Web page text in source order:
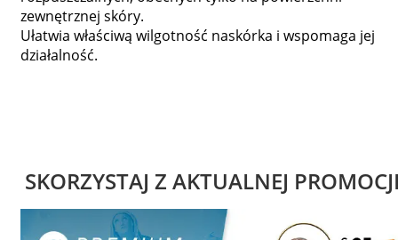
zewnętrznej skóry.
Ułatwia właściwą wilgotność naskórka i wspomaga jej
działalność.
SKORZYSTAJ Z AKTUALNEJ